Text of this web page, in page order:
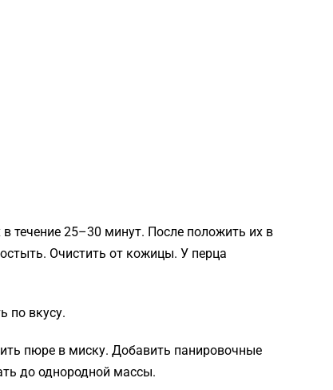
течение 25–30 минут. После положить их в
Очистить от кожицы. У перца
по вкусу.
пюре в миску. Добавить панировочные
до однородной массы.